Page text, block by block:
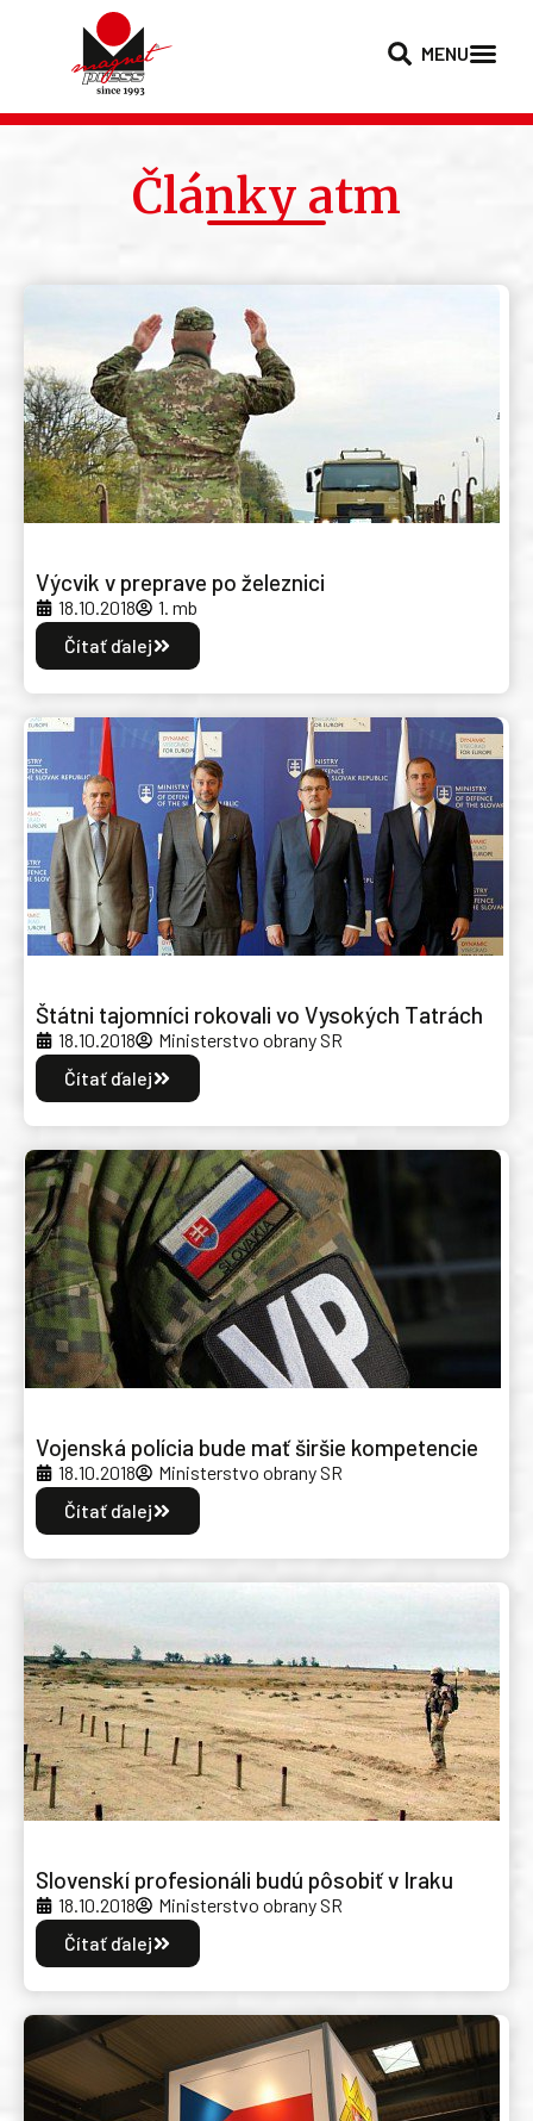
MENU
Články atm
Výcvik v preprave po železnici
18.10.2018
1. mb
Čítať ďalej
Štátni tajomníci rokovali vo Vysokých Tatrách
18.10.2018
Ministerstvo obrany SR
Čítať ďalej
Vojenská polícia bude mať širšie kompetencie
18.10.2018
Ministerstvo obrany SR
Čítať ďalej
Slovenskí profesionáli budú pôsobiť v Iraku
18.10.2018
Ministerstvo obrany SR
Čítať ďalej